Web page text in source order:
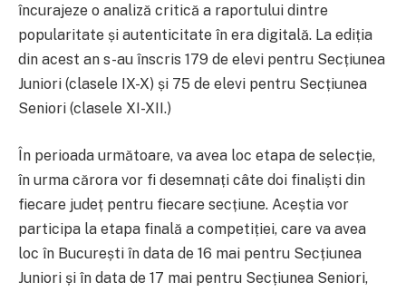
încurajeze o analiză critică a raportului dintre
popularitate și autenticitate în era digitală. La ediția
din acest an s-au înscris 179 de elevi pentru Secțiunea
Juniori (clasele IX-X) și 75 de elevi pentru Secțiunea
Seniori (clasele XI-XII.)
În perioada următoare, va avea loc etapa de selecție,
în urma cărora vor fi desemnați câte doi finaliști din
fiecare județ pentru fiecare secțiune. Aceștia vor
participa la etapa finală a competiției, care va avea
loc în București în data de 16 mai pentru Secțiunea
Juniori și în data de 17 mai pentru Secțiunea Seniori,